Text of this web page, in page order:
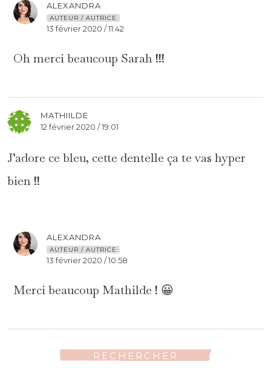
ALEXANDRA
AUTEUR / AUTRICE
13 février 2020 / 11:42
Oh merci beaucoup Sarah !!!
MATHIILDE
12 février 2020 / 19:01
J’adore ce bleu, cette dentelle ça te vas hyper
bien !!
ALEXANDRA
AUTEUR / AUTRICE
13 février 2020 / 10:58
Merci beaucoup Mathilde ! 😀
RECHERCHER